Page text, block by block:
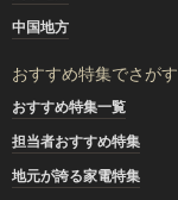
中国地方
おすすめ特集でさがす
おすすめ特集一覧
担当者おすすめ特集
地元が誇る家電特集